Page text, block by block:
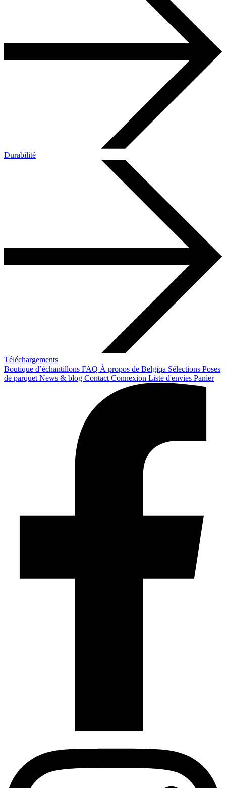
Durabilité
Téléchargements
Boutique d’échantillons FAQ À propos de Belgiqa Sélections Poses
de parquet News & blog Contact Connexion Liste d'envies Panier